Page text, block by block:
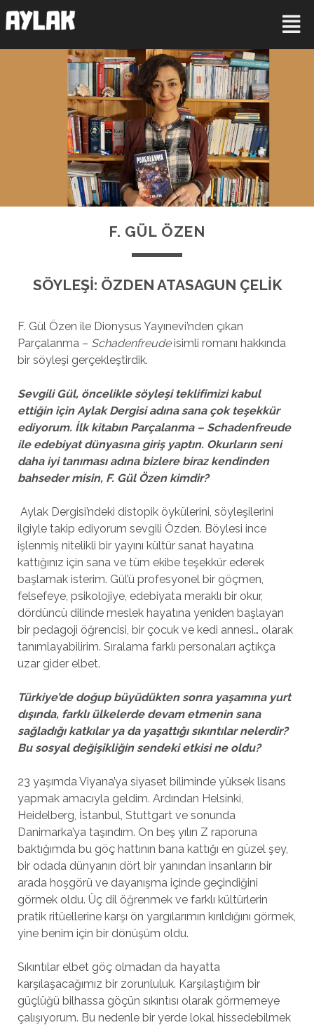
F. GÜL ÖZEN
SÖYLEŞİ: ÖZDEN ATASAGUN ÇELİK
F. Gül Özen ile Dionysus Yayınevi’nden çıkan
Parçalanma – Schadenfreudeisimli romanı hakkında
bir söyleşi gerçekleştirdik.
Sevgili Gül, öncelikle söyleşi teklifimizi kabul
ettiğin için Aylak Dergisi adına sana çok teşekkür
ediyorum. İlk kitabın Parçalanma – Schadenfreude
ile edebiyat dünyasına giriş yaptın. Okurların seni
daha iyi tanıması adına bizlere biraz kendinden
bahseder misin, F. Gül Özen kimdir?
Aylak Dergisi’ndeki distopik öykülerini, söyleşilerini
ilgiyle takip ediyorum sevgili Özden. Böylesi ince
işlenmiş nitelikli bir yayını kültür sanat hayatına
kattığınız için sana ve tüm ekibe teşekkür ederek
başlamak isterim. Gül’ü profesyonel bir göçmen,
felsefeye, psikolojiye, edebiyata meraklı bir okur,
dördüncü dilinde meslek hayatına yeniden başlayan
bir pedagoji öğrencisi, bir çocuk ve kedi annesi… olarak
tanımlayabilirim. Sıralama farklı personaları açtıkça
uzar gider elbet.
Türkiye’de doğup büyüdükten sonra yaşamına yurt
dışında, farklı ülkelerde devam etmenin sana
sağladığı katkılar ya da yaşattığı sıkıntılar nelerdir?
Bu sosyal değişikliğin sendeki etkisi ne oldu?
23 yaşımda Viyana’ya siyaset biliminde yüksek lisans
yapmak amacıyla geldim. Ardından Helsinki,
Heidelberg, İstanbul, Stuttgart ve sonunda
Danimarka’ya taşındım. On beş yılın Z raporuna
baktığımda bu göç hattının bana kattığı en güzel şey,
bir odada dünyanın dört bir yanından insanların bir
arada hoşgörü ve dayanışma içinde geçindiğini
görmek oldu. Üç dil öğrenmek ve farklı kültürlerin
pratik ritüellerine karşı ön yargılarımın kırıldığını görmek,
yine benim için bir dönüşüm oldu.
Sıkıntılar elbet göç olmadan da hayatta
karşılaşacağımız bir zorunluluk. Karşılaştığım bir
güçlüğü bilhassa göçün sıkıntısı olarak görmemeye
çalışıyorum. Bu nedenle bir yerde lokal hissedebilmek